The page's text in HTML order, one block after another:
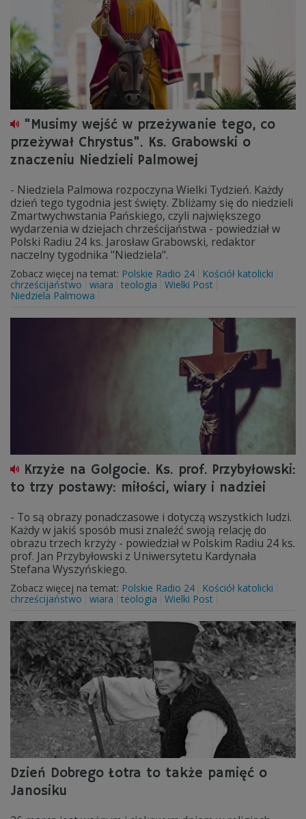
"Musimy wejść w przeżywanie tego, co
przeżywał Chrystus". Ks. Grabowski o
znaczeniu Niedzieli Palmowej
- Niedziela Palmowa rozpoczyna Wielki Tydzień. Każdy
dzień tego tygodnia jest święty. Zbliżamy się do niedzieli
Zmartwychwstania Pańskiego, czyli największego
wydarzenia w dziejach chrześcijaństwa - powiedział w
Polski Radiu 24 ks. Jarosław Grabowski, redaktor
naczelny tygodnika "Niedziela".
Zobacz więcej na temat: Polskie Radio 24
Kościół katolicki
chrześcijaństwo
wiara teologia
Wielki Post
Niedziela Palmowa
Krzyże na Golgocie. Ks. prof. Przybyłowski:
to trzy postawy: miłości, wiary i nadziei
- To są obrazy ponadczasowe i dotyczą wszystkich ludzi.
Każdy w jakiś sposób musi znaleźć swoją relację do
obrazu trzech krzyży - powiedział w Polskim Radiu 24 ks.
prof. Jan Przybyłowski z Uniwersytetu Kardynała
Stefana Wyszyńskiego.
Zobacz więcej na temat: Polskie Radio 24
Kościół katolicki
chrześcijaństwo
wiara teologia Wielki Post
Dzień Dobrego Łotra to także pamięć o
Janosiku